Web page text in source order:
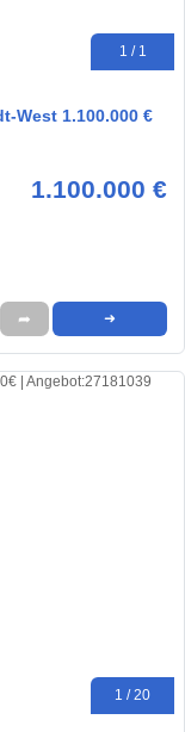
1 / 1
West 1.100.000 €
1.100.000 €
➦ ➜
1 / 20